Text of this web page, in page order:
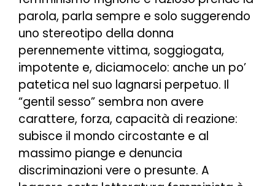
parola, parla sempre e solo suggerendo
uno stereotipo della donna
perennemente vittima, soggiogata,
impotente e, diciamocelo: anche un po’
patetica nel suo lagnarsi perpetuo. Il
“gentil sesso” sembra non avere
carattere, forza, capacità di reazione:
subisce il mondo circostante e al
massimo piange e denuncia
discriminazioni vere o presunte. A